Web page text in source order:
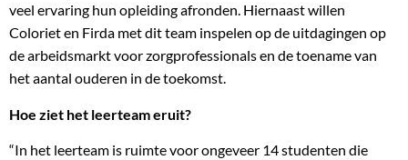
veel ervaring hun opleiding afronden. Hiernaast willen
Coloriet en Firda met dit team inspelen op de uitdagingen op
de arbeidsmarkt voor zorgprofessionals en de toename van
het aantal ouderen in de toekomst.
Hoe ziet het leerteam eruit?
“In het leerteam is ruimte voor ongeveer 14 studenten die